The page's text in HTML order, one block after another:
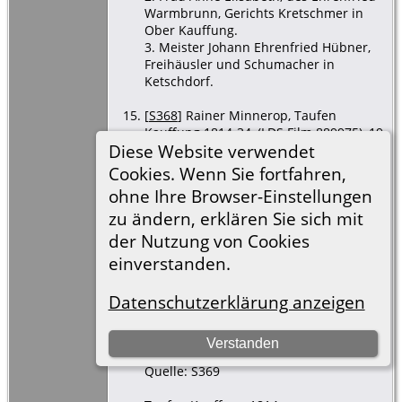
Diese Website verwendet
Cookies. Wenn Sie fortfahren,
ohne Ihre Browser-Einstellungen
zu ändern, erklären Sie sich mit
der Nutzung von Cookies
einverstanden.
Datenschutzerklärung anzeigen
Verstanden
Warmbrunn, Gerichts Kretschmer in
Ober Kauffung.
3. Meister Johann Ehrenfried Hübner,
Freihäusler und Schumacher in
Ketschdorf.
[S368] Rainer Minnerop, Taufen
Kauffung 1814-34, (LDS Film 889975), 19
Mai 1814 (Verlässlichkeit: 3).
Nr.28
den 19. Mai 1814
Ist dem Christian Gottlieb Siebenschuh,
Freihäusler in Ober Kauffung, von
seinem Weibe Anne Helene geborene
Pruschwitz, den 16. Mai 1814 früh um
heiligen Taufe gebracht und
beigelegt worden.
Quelle: S369